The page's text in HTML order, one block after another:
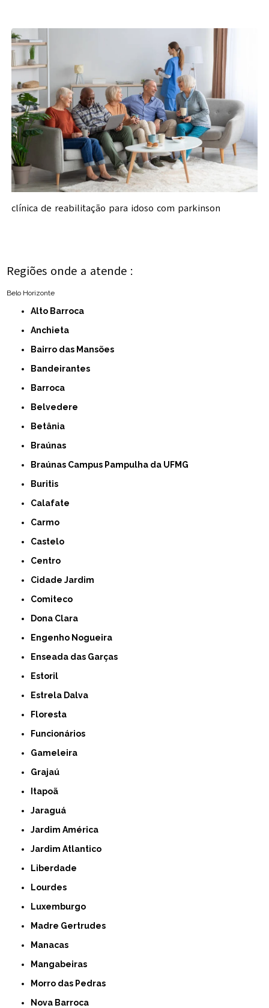
clínica de reabilitação para idoso com parkinson
Regiões onde a atende :
Belo Horizonte
Alto Barroca
Anchieta
Bairro das Mansões
Bandeirantes
Barroca
Belvedere
Betânia
Braúnas
Braúnas Campus Pampulha da UFMG
Buritis
Calafate
Carmo
Castelo
Centro
Cidade Jardim
Comiteco
Dona Clara
Engenho Nogueira
Enseada das Garças
Estoril
Estrela Dalva
Floresta
Funcionários
Gameleira
Grajaú
Itapoã
Jaraguá
Jardim América
Jardim Atlantico
Liberdade
Lourdes
Luxemburgo
Madre Gertrudes
Manacas
Mangabeiras
Morro das Pedras
Nova Barroca